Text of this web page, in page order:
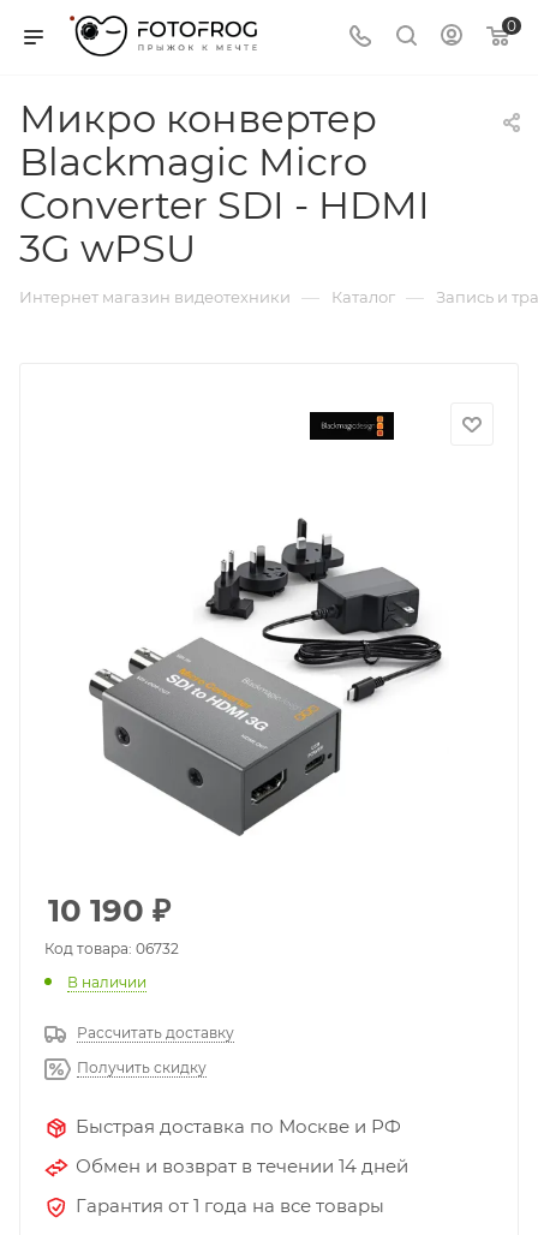
0
Микро конвертер
Blackmagic Micro
Converter SDI - HDMI
3G wPSU
Интернет магазин видеотехники — Каталог — Запись и
10 190 ₽
Код товара: 06732
В наличии
Рассчитать доставку
Получить скидку
Быстрая доставка по Москве и РФ
Обмен и возврат в течении 14 дней
Гарантия от 1 года на все товары